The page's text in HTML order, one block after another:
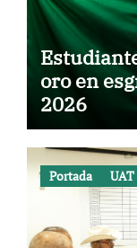
oro en
2026
Portada UAT